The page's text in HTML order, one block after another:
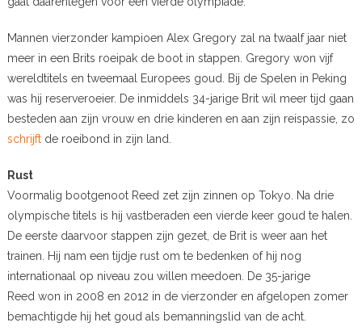
Mannen vierzonder kampioen Alex Gregory zal na twaalf jaar niet
meer in een Brits roeipak de boot in stappen. Gregory won vijf
wereldtitels en tweemaal Europees goud. Bij de Spelen in Peking
was hij reserveroeier. De inmiddels 34-jarige Brit wil meer tijd gaan
besteden aan zijn vrouw en drie kinderen en aan zijn reispassie, zo
schrijftde roeibond in zijn land.
Rust
Voormalig bootgenoot Reed zet zijn zinnen op Tokyo. Na drie
olympische titels is hij vastberaden een vierde keer goud te halen.
De eerste daarvoor stappen zijn gezet, de Brit is weer aan het
trainen. Hij nam een tijdje rust om te bedenken of hij nog
internationaal op niveau zou willen meedoen. De 35-jarige
Reed won in 2008 en 2012 in de vierzonder en afgelopen zomer
bemachtigde hij het goud als bemanningslid van de acht.